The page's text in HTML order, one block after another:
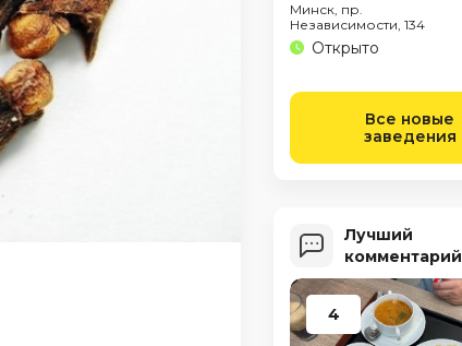
Минск, пр.
Независимости, 134
Открыто
Все новые
заведения
Лучший
комментарий
4